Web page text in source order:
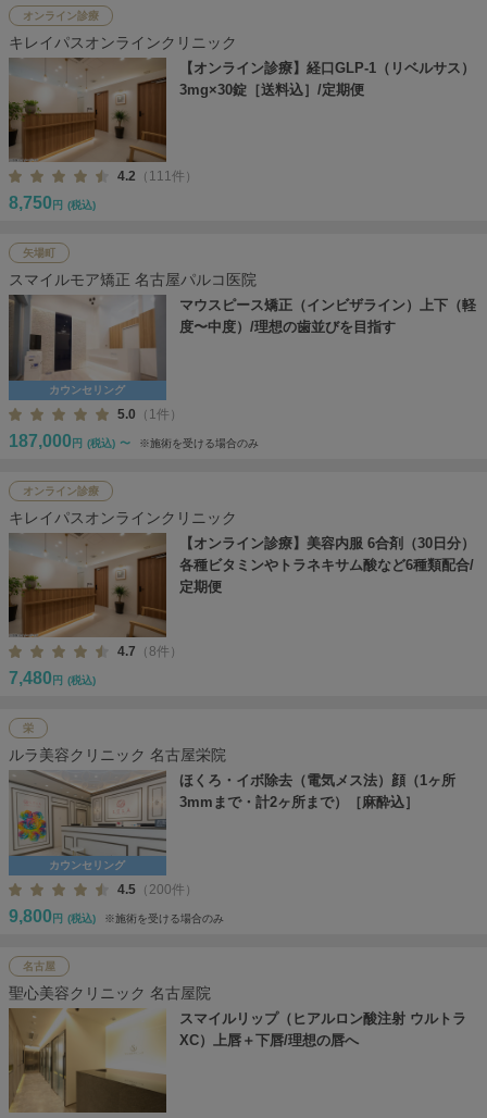
オンライン診療
キレイパスオンラインクリニック
【オンライン診療】経口GLP-1（リベルサス）
3mg×30錠［送料込］/定期便
4.2 （111件）
8,750 円 (税込)
矢場町
スマイルモア矯正 名古屋パルコ医院
カウンセリング
マウスピース矯正（インビザライン）上下（軽
度〜中度）/理想の歯並びを目指す
5.0 （1件）
187,000 円 (税込) 〜 ※施術を受ける場合のみ
オンライン診療
キレイパスオンラインクリニック
【オンライン診療】美容内服 6合剤（30日分）
各種ビタミンやトラネキサム酸など6種類配合/
定期便
4.7 （8件）
7,480 円 (税込)
栄
ルラ美容クリニック 名古屋栄院
カウンセリング
ほくろ・イボ除去（電気メス法）顔（1ヶ所
3mmまで・計2ヶ所まで）［麻酔込］
4.5 （200件）
9,800 円 (税込) ※施術を受ける場合のみ
名古屋
聖心美容クリニック 名古屋院
スマイルリップ（ヒアルロン酸注射 ウルトラ
XC）上唇＋下唇/理想の唇へ